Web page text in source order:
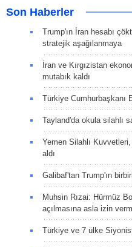
Son Haberler
Trump'ın İran hesabı
stratejik aşağılanmaya
İran ve Kırgızistan
mutabık kaldı
Türkiye Cumhurbaşkanı
Tayland'da okula silahlı
Yemen Silahlı
aldı
Galibaf'tan Trump'ın
Muhsin Rızai: Hürmüz
açılmasına asla izin
Türkiye ve 7 ülke